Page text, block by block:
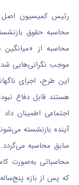
رئیس کمیسیون اصل
محاسبه حقوق
محاسبه از
موجب نگرانی‌هایی
این طرح، اجرای
هستند قابل دفاع
آینده بازنشسته
سابق محاسبه می‌گردد.
محاسباتی به‌صورت
که پس از بازه